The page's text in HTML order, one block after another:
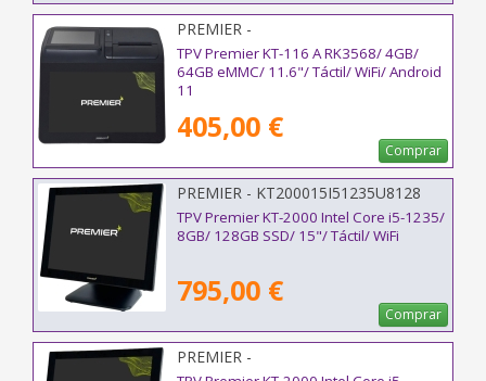
PREMIER -
KT116A11116RK356846480P5S
TPV Premier KT-116 A RK3568/ 4GB/
64GB eMMC/ 11.6"/ Táctil/ WiFi/ Android
11
405,00 €
Comprar
PREMIER - KT200015I51235U8128
TPV Premier KT-2000 Intel Core i5-1235/
8GB/ 128GB SSD/ 15"/ Táctil/ WiFi
795,00 €
Comprar
PREMIER -
KT200015I51235U8128W11